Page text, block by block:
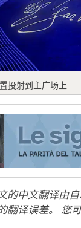
投射到主广场上
的中文翻译由
译误差。 您